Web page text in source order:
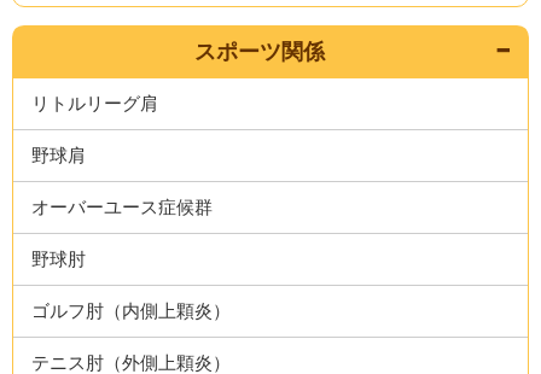
スポーツ関係
リトルリーグ肩
野球肩
オーバーユース症候群
野球肘
ゴルフ肘（内側上顆炎）
テニス肘（外側上顆炎）